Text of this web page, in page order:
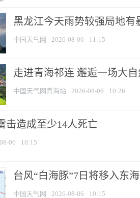
黑龙江今天雨势较强局地有
中国天气网 2026-08-06 11:15
走进青海祁连 邂逅一场大
中国天气网青海站 2026-08-06 10:26
击造成至少14人死亡
06 10:15
台风“白海豚”7日将移入东
中国天气网 2026-08-06 10:15